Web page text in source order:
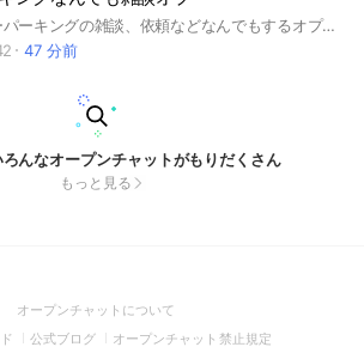
ここはカーパーキングの雑談、依頼などなんでもするオプです！ (なんでもとは言ってもルール違反などは退会です) ルールは大事なノートに書いてありますので、見てもらえるとありがたいです(*^^*) 短い説明文ではありますが、大事なノートに大量にルール書いてありますのでご了承をm(_ _)m #カーパーキング #ゲーム #車 #雑談 #カーパ #CarParking #車好き
47 分前
んなオープンチャットがもりだくさん
もっと見る
オープンチャットについて
in
(Open
公式ブログ (Open
オープンチャット禁止規定(Open